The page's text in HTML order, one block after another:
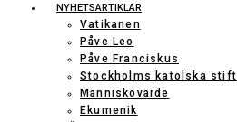
NYHETSARTIKLAR
Vatikanen
Påve Leo
Påve Franciskus
Stockholms katolska stift
Människovärde
Ekumenik